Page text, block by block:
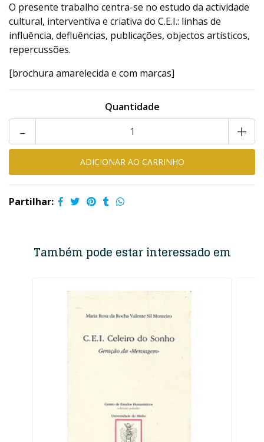
O presente trabalho centra-se no estudo da actividade
cultural, interventiva e criativa do C.E.I.: linhas de
influência, defluências, publicações, objectos artísticos,
repercussões.
[brochura amarelecida e com marcas]
Quantidade
+
-
Partilhar:
Também pode estar interessado em